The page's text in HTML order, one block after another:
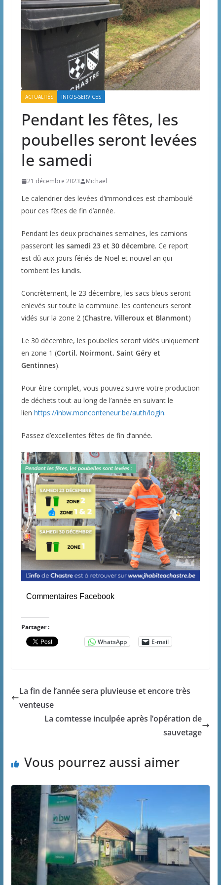
ACTUALITÉS INFOS-SERVICES
Pendant les fêtes, les
poubelles seront levées
le samedi
21 décembre 2023 Michaël
Le calendrier des levées d’immondices est chamboulé
pour ces fêtes de fin d’année.
Pendant les deux prochaines semaines, les camions
passeront les samedi 23 et 30 décembre. Ce report
est dû aux jours fériés de Noël et nouvel an qui
tombent les lundis.
Concrètement, le 23 décembre, les sacs bleus seront
enlevés sur toute la commune. les conteneurs seront
vidés sur la zone 2 (Chastre, Villeroux et Blanmont)
Le 30 décembre, les poubelles seront vidés uniquement
en zone 1 (Cortil, Noirmont, Saint Géry et
Gentinnes).
Pour être complet, vous pouvez suivre votre production
de déchets tout au long de l’année en suivant le
lien https://inbw.monconteneur.be/auth/login.
Passez d’excellentes fêtes de fin d’année.
Commentaires Facebook
Partager :
WhatsApp
E-mail
La fin de l’année sera pluvieuse et encore très
venteuse
La comtesse inculpée après l’opération de
sauvetage
Vous pourrez aussi aimer